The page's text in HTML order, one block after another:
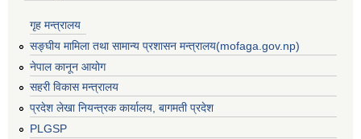
गृह मन्त्रालय
सङ्घीय मामिला तथा सामान्य प्रशासन मन्त्रालय(mofaga.gov.np)
नेपाल कानून आयोग
सहरी विकास मन्त्रालय
प्रदेश लेखा नियन्त्रक कार्यालय, बागमती प्रदेश
PLGSP